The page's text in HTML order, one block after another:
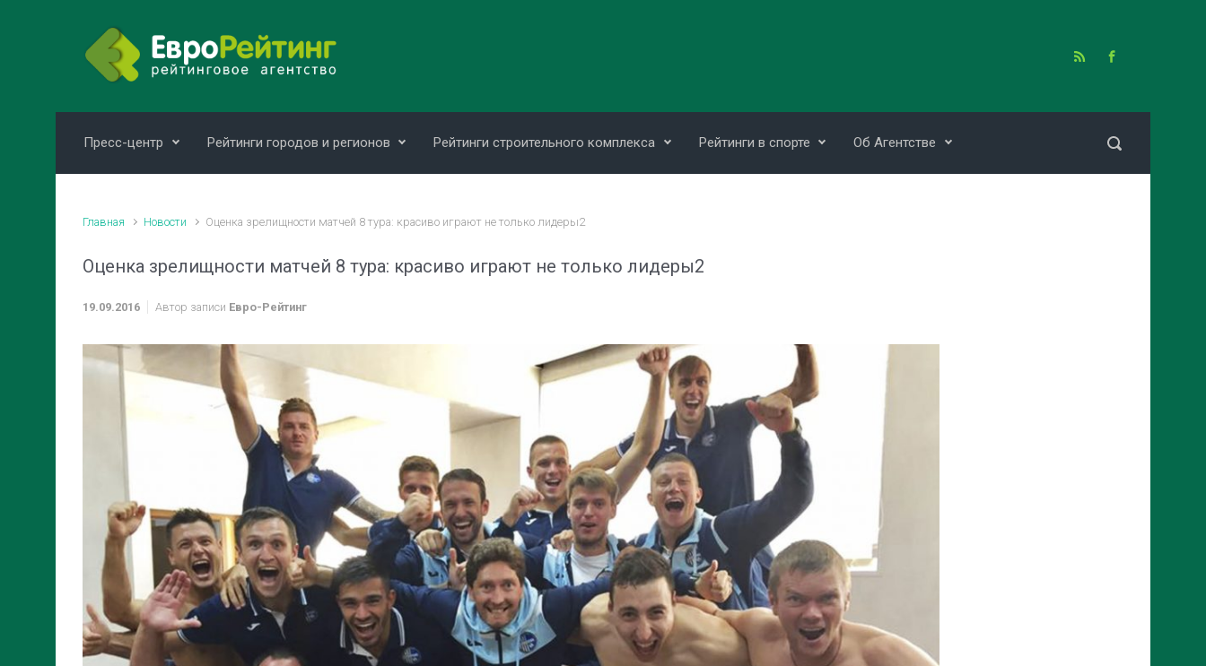
Пресс-центр Рейтинги городов и регионов Рейтинги строительного комплекса Рейтинги в спорте Об Агентстве
Главная Новости Оценка зрелищности матчей 8 тура: красиво играют не только лидеры2
Оценка зрелищности матчей 8 тура: красиво играют не только лидеры2
19.09.2016 Автор записи Евро-Рейтинг